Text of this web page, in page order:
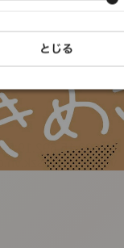
:692.15.692.19:t-
vnqp.lunrzsdszk.vn.oi